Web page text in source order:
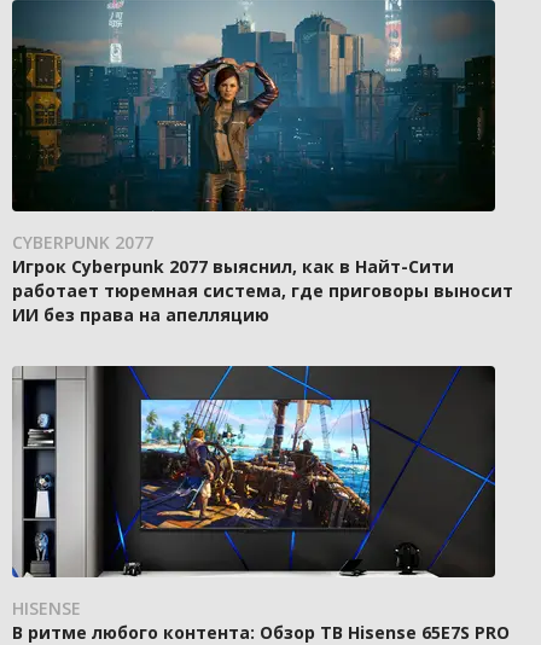
CYBERPUNK 2077
Игрок Cyberpunk 2077 выяснил, как в Найт-Сити
работает тюремная система, где приговоры выносит
ИИ без права на апелляцию
HISENSE
В ритме любого контента: Обзор ТВ Hisense 65E7S PRO